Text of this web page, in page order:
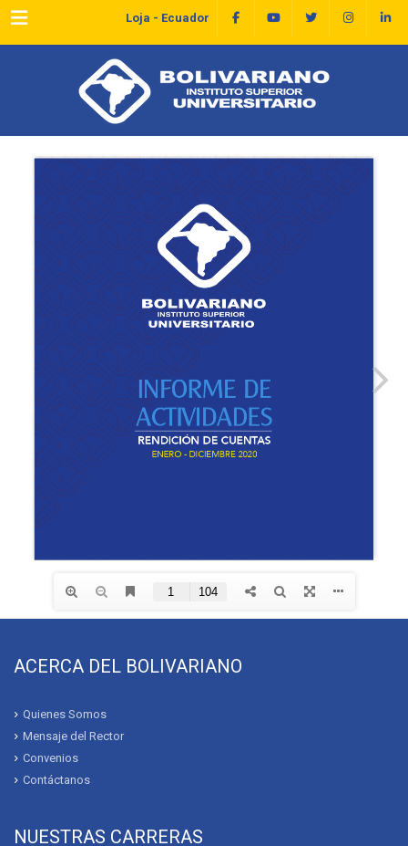
Menu Loja - Ecuador
ACERCA DEL BOLIVARIANO
Quienes Somos
Mensaje del Rector
Convenios
Contáctanos
NUESTRAS CARRERAS